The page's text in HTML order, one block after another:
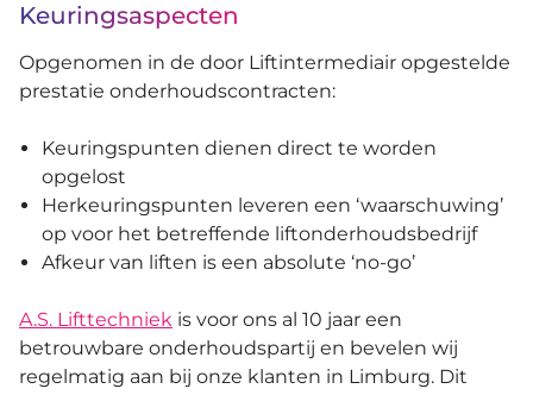
Keuringsaspecten
Opgenomen in de door Liftintermediair opgestelde
prestatie onderhoudscontracten:
Keuringspunten dienen direct te worden
opgelost
Herkeuringspunten leveren een ‘waarschuwing’
op voor het betreffende liftonderhoudsbedrijf
Afkeur van liften is een absolute ‘no-go’
A.S. Lifttechniek is voor ons al 10 jaar een
betrouwbare onderhoudspartij en bevelen wij
regelmatig aan bij onze klanten in Limburg. Dit